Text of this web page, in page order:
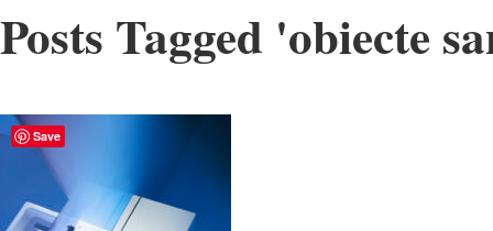
Posts Tagged 'obiecte
Save